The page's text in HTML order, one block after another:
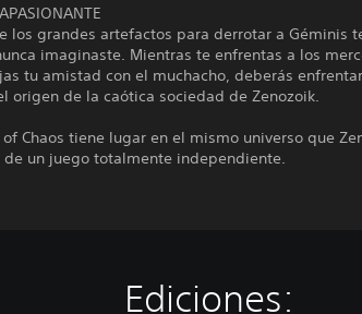
los grandes artefactos para derrotar a Géminis
imaginaste. Mientras te enfrentas a los
tu amistad con el muchacho, deberás
origen de la caótica sociedad de Zenozoik.
Chaos tiene lugar en el mismo universo que
de un juego totalmente independiente.
Ediciones: